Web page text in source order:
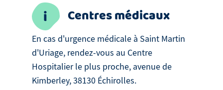
Centres médicaux
En cas d'urgence médicale à Saint Martin
d'Uriage, rendez-vous au Centre
Hospitalier le plus proche, avenue de
Kimberley, 38130 Échirolles.